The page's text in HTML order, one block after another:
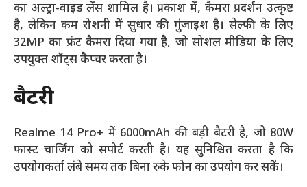
का अल्ट्रा-वाइड लेंस शामिल है। प्रकाश में, कैमरा प्रदर्शन उत्कृष्ट
है, लेकिन कम रोशनी में सुधार की गुंजाइश है। सेल्फी के लिए
32MP का फ्रंट कैमरा दिया गया है, जो सोशल मीडिया के लिए
उपयुक्त शॉट्स कैप्चर करता है।
बैटरी
Realme 14 Pro+ में 6000mAh की बड़ी बैटरी है, जो 80W
फास्ट चार्जिंग को सपोर्ट करती है। यह सुनिश्चित करता है कि
उपयोगकर्ता लंबे समय तक बिना रुके फोन का उपयोग कर सकें।